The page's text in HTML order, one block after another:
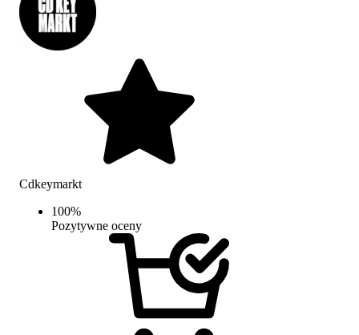
Cdkeymarkt
100%
Pozytywne oceny